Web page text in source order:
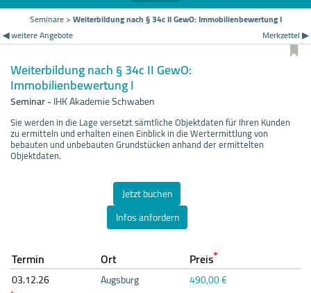
Seminare>Weiterbildung nach § 34c II GewO: Immobilienbewertung I
◀ weitere Angebote
Merkzettel ▶
Weiterbildung nach § 34c II GewO:
Immobilienbewertung I
Seminar-IHK Akademie Schwaben
Sie werden in die Lage versetzt sämtliche Objektdaten für Ihren Kunden
zu ermitteln und erhalten einen Einblick in die Wertermittlung von
bebauten und unbebauten Grundstücken anhand der ermittelten
Objektdaten.
Jetzt buchen
Infos anfordern
Termin Ort Preis*
03.12.26 Augsburg 490,00 €